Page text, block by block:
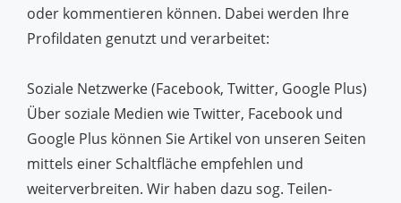
oder kommentieren können. Dabei werden Ihre
Profildaten genutzt und verarbeitet:
Soziale Netzwerke (Facebook, Twitter, Google Plus)
Über soziale Medien wie Twitter, Facebook und
Google Plus können Sie Artikel von unseren Seiten
mittels einer Schaltfläche empfehlen und
weiterverbreiten. Wir haben dazu sog. Teilen-